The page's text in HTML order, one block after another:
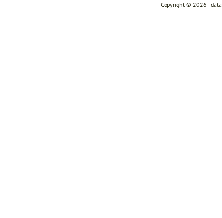
Copyright © 2026 -